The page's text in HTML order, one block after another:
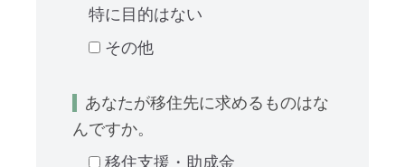
特に目的はない
その他
あなたが移住先に求めるものはな
んですか。
移住支援・助成金